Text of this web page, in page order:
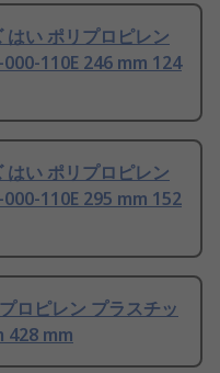
い ポリプロピレン
110E 246 mm 124
い ポリプロピレン
110E 295 mm 152
ロピレン プラスチッ
428 mm